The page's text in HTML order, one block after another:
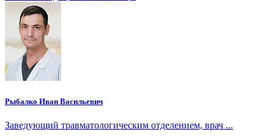
Рыбалко Иван Васильевич
Заведующий травматологическим отделением, врач ...